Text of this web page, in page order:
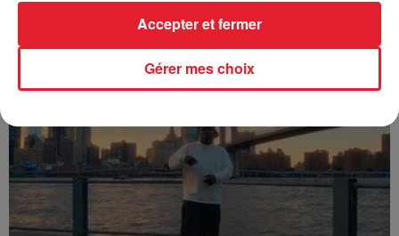
Franglish & Keblack - Génération Impolie
Gérer mes choix
Accepter et fermer